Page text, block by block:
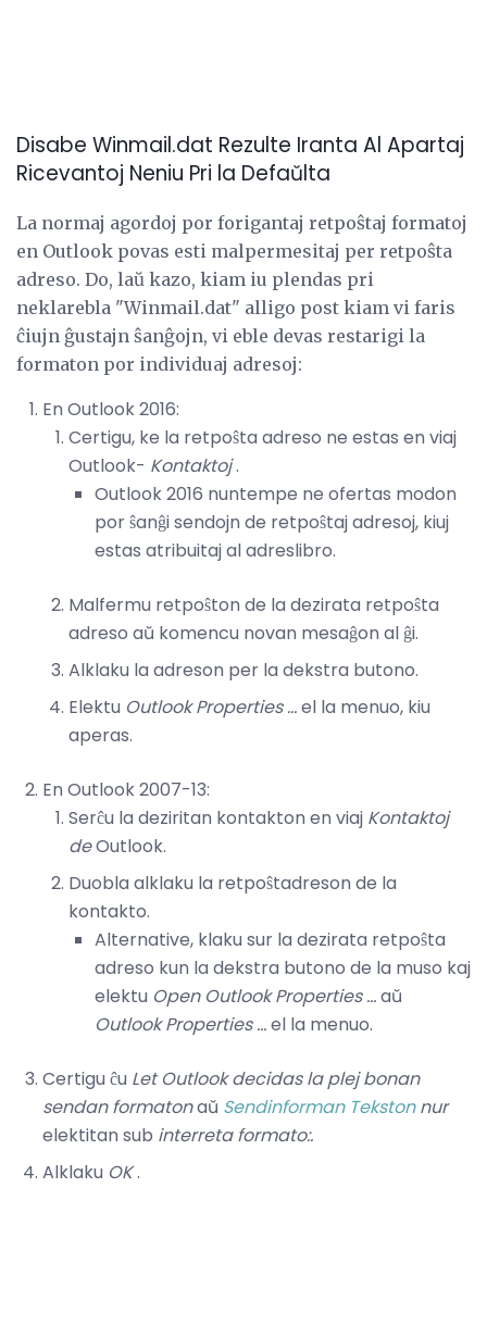
Disabe Winmail.dat Rezulte Iranta Al Apartaj
Ricevantoj Neniu Pri la Defaŭlta
La normaj agordoj por forigantaj retpoŝtaj formatoj
en Outlook povas esti malpermesitaj per retpoŝta
adreso. Do, laŭ kazo, kiam iu plendas pri
neklarebla "Winmail.dat" alligo post kiam vi faris
ĉiujn ĝustajn ŝanĝojn, vi eble devas restarigi la
formaton por individuaj adresoj:
En Outlook 2016:
Certigu, ke la retpoŝta adreso ne estas en viaj
Outlook- Kontaktoj.
Outlook 2016 nuntempe ne ofertas modon
por ŝanĝi sendojn de retpoŝtaj adresoj, kiuj
estas atribuitaj al adreslibro.
Malfermu retpoŝton de la dezirata retpoŝta
adreso aŭ komencu novan mesaĝon al ĝi.
Alklaku la adreson per la dekstra butono.
Elektu Outlook Properties ...el la menuo, kiu
aperas.
En Outlook 2007-13:
Serĉu la deziritan kontakton en viaj Kontaktoj
deOutlook.
Duobla alklaku la retpoŝtadreson de la
kontakto.
Alternative, klaku sur la dezirata retpoŝta
adreso kun la dekstra butono de la muso kaj
elektu Open Outlook Properties ...aŭ
Outlook Properties ...el la menuo.
Certigu ĉu Let Outlook decidas la plej bonan
sendan formatonaŭ Sendinforman Tekstonnur
elektitan sub interreta formato:.
Alklaku OK.